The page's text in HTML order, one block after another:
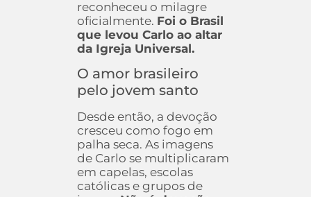
reconheceu o milagre
oficialmente. Foi o Brasil
que levou Carlo ao altar
da Igreja Universal.
O amor brasileiro
pelo jovem santo
Desde então, a devoção
cresceu como fogo em
palha seca. As imagens
de Carlo se multiplicaram
em capelas, escolas
católicas e grupos de